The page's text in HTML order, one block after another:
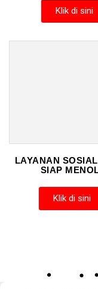
Klik di sini
LAYANAN
SIAP
Klik di sini